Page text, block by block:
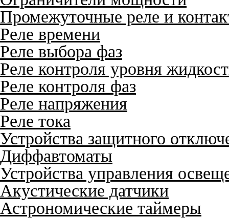
Промежуточные реле и
Реле времени
Реле выбора фаз
Реле контроля уровня
Реле контроля фаз
Реле напряжения
Реле тока
Устройства защитного
Диффавтоматы
Устройства управления
Акустические датчики
Астрономические таймеры